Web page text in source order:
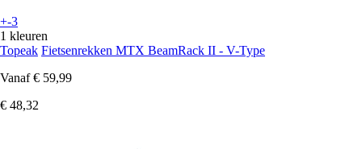
+-3
1 kleuren
Topeak Fietsenrekken MTX BeamRack II - V-Type
Vanaf € 59,99
€ 48,32